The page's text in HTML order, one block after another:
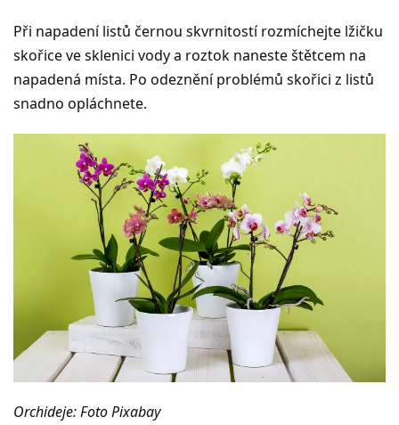
Při napadení listů černou skvrnitostí rozmíchejte lžičku
skořice ve sklenici vody a roztok naneste štětcem na
napadená místa. Po odeznění problémů skořici z listů
snadno opláchnete.
Orchideje: Foto Pixabay